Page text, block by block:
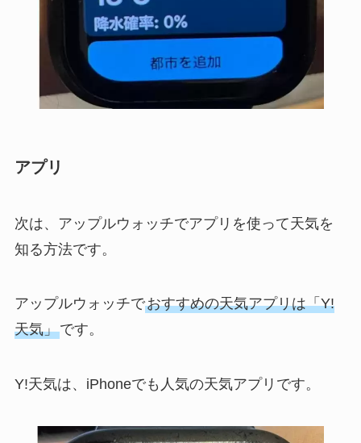
アプリ
次は、アップルウォッチでアプリを使って天気を
知る方法です。
アップルウォッチでおすすめの天気アプリは「Y!
天気」です。
Y!天気は、iPhoneでも人気の天気アプリです。